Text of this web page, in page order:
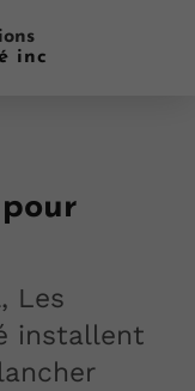
inc
Les
installent